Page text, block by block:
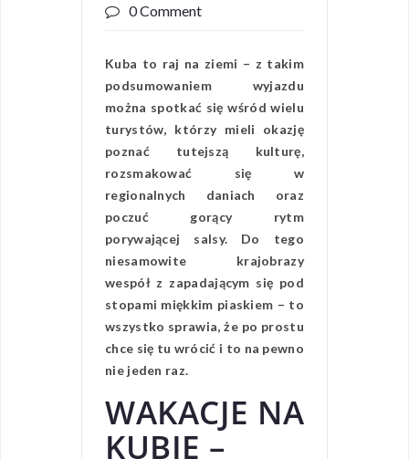
0 Comment
Kuba to raj na ziemi – z takim
podsumowaniem wyjazdu
można spotkać się wśród wielu
turystów, którzy mieli okazję
poznać tutejszą kulturę,
rozsmakować się w
regionalnych daniach oraz
poczuć gorący rytm
porywającej salsy. Do tego
niesamowite krajobrazy
wespół z zapadającym się pod
stopami miękkim piaskiem – to
wszystko sprawia, że po prostu
chce się tu wrócić i to na pewno
nie jeden raz.
WAKACJE NA
KUBIE –